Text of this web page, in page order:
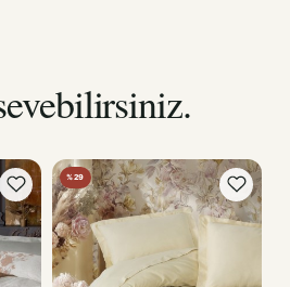
%29